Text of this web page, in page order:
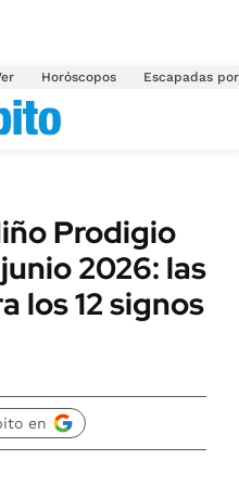
Horóscopos Escapadas
Prodigio
2026: las
los 12 signos
en